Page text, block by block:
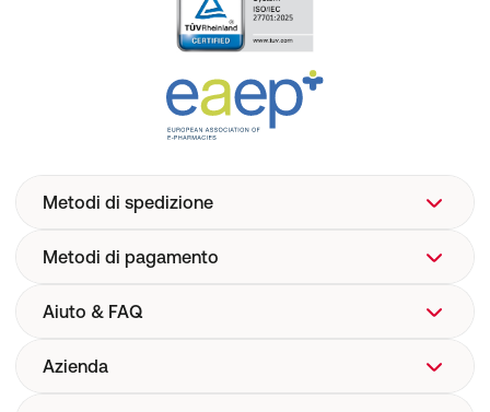
Metodi di spedizione
Metodi di pagamento
Aiuto & FAQ
Aiuto
Azienda